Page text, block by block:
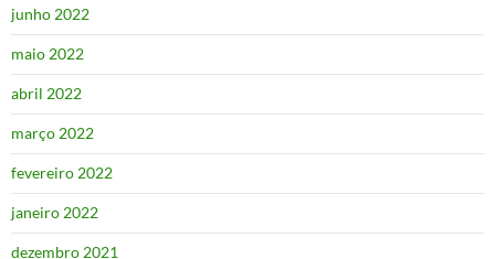
junho 2022
maio 2022
abril 2022
março 2022
fevereiro 2022
janeiro 2022
dezembro 2021